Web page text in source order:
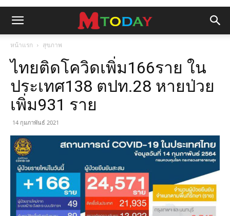
หน้าแรก สุขภาพ
ไทยติดโควิดเพิ่ม166ราย ใน
ประเทศ138 ตปท.28 หายป่วย
เพิ่ม931 ราย
14 กุมภาพันธ์ 2021